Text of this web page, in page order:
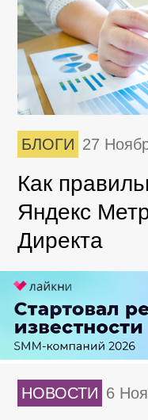
БЛОГИ 27
Как
Яндекс
Директа
НОВОСТИ 6